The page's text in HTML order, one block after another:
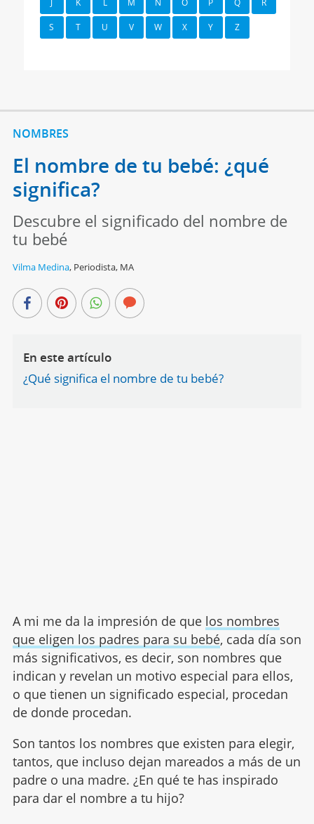
K L M N O P Q R
S T U V W X Y Z
NOMBRES
El nombre de tu bebé: ¿qué
significa?
Descubre el significado del nombre de
tu bebé
Vilma Medina, Periodista, MA
En este artículo
¿Qué significa el nombre de tu bebé?
A mi me da la impresión de que los nombres
que eligen los padres para su bebé, cada día son
más significativos, es decir, son nombres que
indican y revelan un motivo especial para ellos,
o que tienen un significado especial, procedan
de donde procedan.
Son tantos los nombres que existen para elegir,
tantos, que incluso dejan mareados a más de un
padre o una madre. ¿En qué te has inspirado
para dar el nombre a tu hijo?